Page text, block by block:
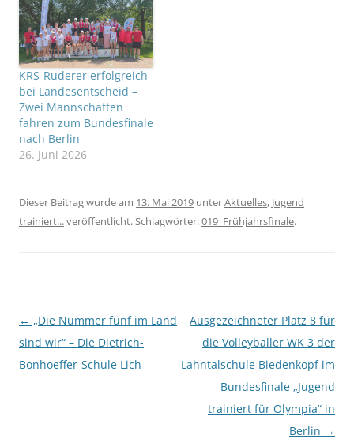
coronabedingter
Unterbrechung nahm
die Elly-Heuss-Schule als
Vertreter Hessens erneut
mit zwei
Schulmannschaften am
langersehnten
Bundesfinale von
„Jugend trainiert für
Olympia“ teil. Vom…
KRS-Ruderer erfolgreich
bei Landesentscheid –
Zwei Mannschaften
fahren zum Bundesfinale
nach Berlin
26. Juni 2026
Dieser Beitrag wurde am 13. Mai 2019 unterAktuelles, Jugend
trainiert...veröffentlicht. Schlagwörter:019_Frühjahrsfinale.
Beitragsnavigation
← „Die Nummer fünf im Land
sind wir“ – Die Dietrich-
Bonhoeffer-Schule Lich
Ausgezeichneter Platz 8 für
die Volleyballer WK 3 der
Lahntalschule Biedenkopf im
Bundesfinale „Jugend
trainiert für Olympia“ in
Berlin →